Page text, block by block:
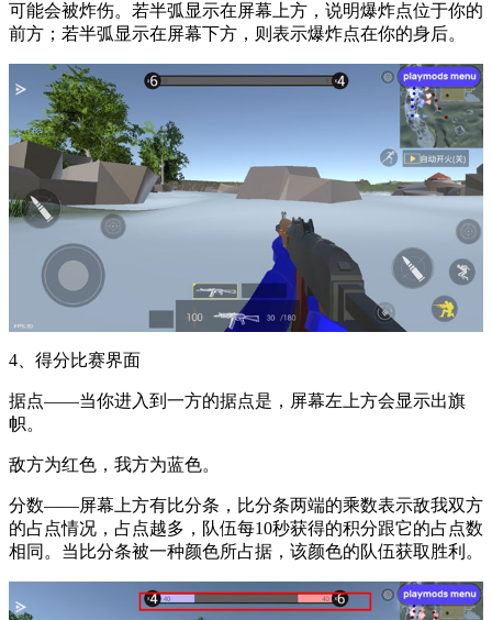
可能会被炸伤。若半弧显示在屏幕上方，说明爆炸点位于你的
前方；若半弧显示在屏幕下方，则表示爆炸点在你的身后。
4、得分比赛界面
据点——当你进入到一方的据点是，屏幕左上方会显示出旗
帜。
敌方为红色，我方为蓝色。
分数——屏幕上方有比分条，比分条两端的乘数表示敌我双方
的占点情况，占点越多，队伍每10秒获得的积分跟它的占点数
相同。当比分条被一种颜色所占据，该颜色的队伍获取胜利。